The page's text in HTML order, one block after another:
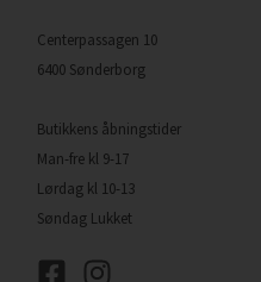
Centerpassagen 10
6400 Sønderborg
Butikkens åbningstider
Man-fre kl 9-17
Lørdag kl 10-13
Søndag Lukket